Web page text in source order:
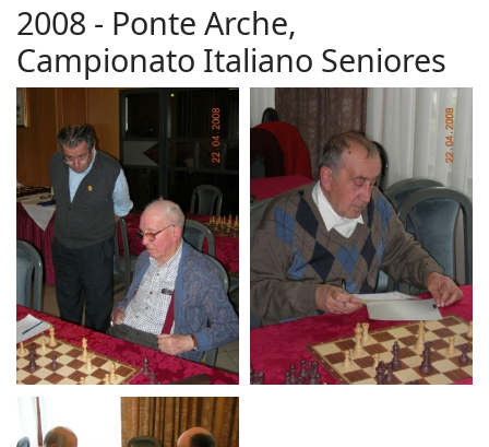
2008 - Ponte Arche,
Campionato Italiano Seniores